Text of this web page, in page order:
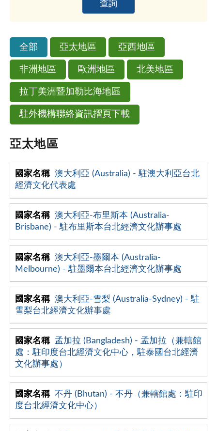
全部 亞太地區 亞西地區
非洲地區 歐洲地區 北美地區
拉丁美洲暨加勒比海地區
駐外機構聯絡資訊摺頁下載
亞太地區
澳大利亞 (Australia) - 駐澳大利亞台北
經濟文化代表處
澳大利亞-布里斯本 (Australia-
Brisbane) - 駐布里斯本台北經濟文化辦事處
澳大利亞-墨爾本 (Australia-
Melbourne) - 駐墨爾本台北經濟文化辦事處
澳大利亞-雪梨 (Australia-Sydney) - 駐
雪梨台北經濟文化辦事處
孟加拉 (Bangladesh) - 孟加拉（兼轄館
處：駐印度台北經濟文化中心，駐泰國台北經濟
文化辦事處）
不丹 (Bhutan) - 不丹（兼轄館處：駐印
度台北經濟文化中心）